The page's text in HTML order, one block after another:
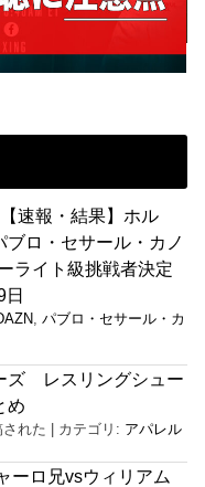
速報・結果】ホル
ブロ・セサール・カノ
ライト級挑戦者決定
,パブロ・セサール・カ
ズ レスリングシュー
め
れた | カテゴリ: アパレル
ーロ兄vsウィリアム